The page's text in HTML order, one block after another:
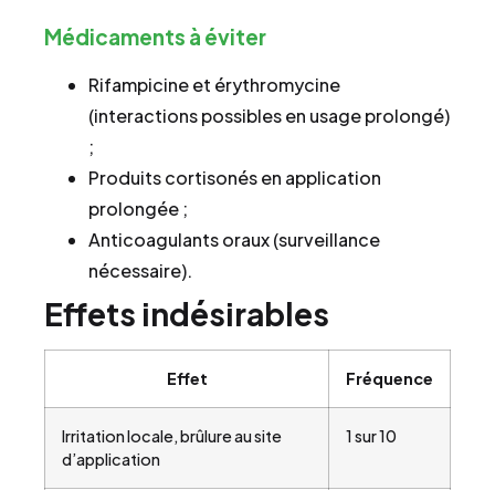
Médicaments à éviter
Rifampicine et érythromycine
(interactions possibles en usage prolongé)
;
Produits cortisonés en application
prolongée ;
Anticoagulants oraux (surveillance
nécessaire).
Effets indésirables
Effet Fréquence
Irritation locale, brûlure au site
d’application
1 sur 10